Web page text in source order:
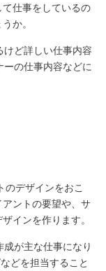
仕事をしているの
か。
けど詳しい仕事内容
の仕事内容などに
のデザインをおこ
ントの要望や、サ
インを作ります。
が主な仕事になり
どを担当すること